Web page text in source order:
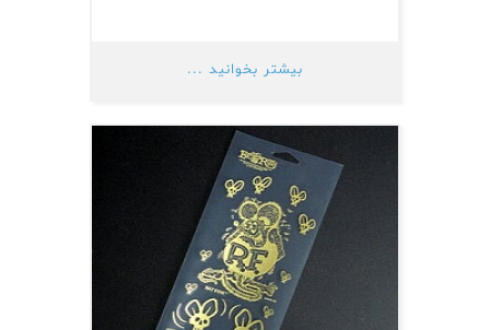
بیشتر بخوانید ...